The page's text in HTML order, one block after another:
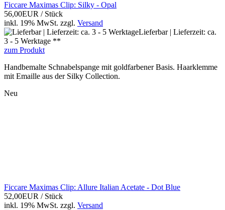
Ficcare Maximas Clip: Silky - Opal
56,00EUR / Stück
inkl. 19% MwSt. zzgl. Versand
Lieferbar | Lieferzeit: ca.
3 - 5 Werktage **
zum Produkt
Handbemalte Schnabelspange mit goldfarbener Basis. Haarklemme
mit Emaille aus der Silky Collection.
Neu
Ficcare Maximas Clip: Allure Italian Acetate - Dot Blue
52,00EUR / Stück
inkl. 19% MwSt. zzgl. Versand